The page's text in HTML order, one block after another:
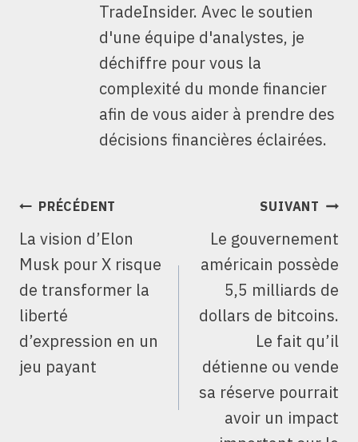
TradeInsider. Avec le soutien
d'une équipe d'analystes, je
déchiffre pour vous la
complexité du monde financier
afin de vous aider à prendre des
décisions financières éclairées.
NAVIGATION
L’ARTICLE
PRÉCÉDENT
La vision d’Elon
Musk pour X risque
de transformer la
liberté
d’expression en un
jeu payant
SUIVANT
Le gouvernement
américain possède
5,5 milliards de
dollars de bitcoins.
Le fait qu’il
détienne ou vende
sa réserve pourrait
avoir un impact